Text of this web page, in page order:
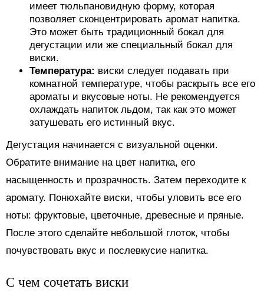
имеет тюльпановидную форму, которая
позволяет сконцентрировать аромат напитка.
Это может быть традиционный бокал для
дегустации или же специальный бокал для
виски.
Температура: виски следует подавать при
комнатной температуре, чтобы раскрыть все его
ароматы и вкусовые ноты. Не рекомендуется
охлаждать напиток льдом, так как это может
затушевать его истинный вкус.
Дегустация начинается с визуальной оценки.
Обратите внимание на цвет напитка, его
насыщенность и прозрачность. Затем переходите к
аромату. Понюхайте виски, чтобы уловить все его
ноты: фруктовые, цветочные, древесные и пряные.
После этого сделайте небольшой глоток, чтобы
почувствовать вкус и послевкусие напитка.
С чем сочетать виски